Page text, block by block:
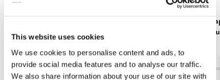
This website uses cookies
We use cookies to personalise content and ads, to
provide social media features and to analyse our traffic.
We also share information about your use of our site with
Rijn, Museum Het Rembrandthuis
Rijn,